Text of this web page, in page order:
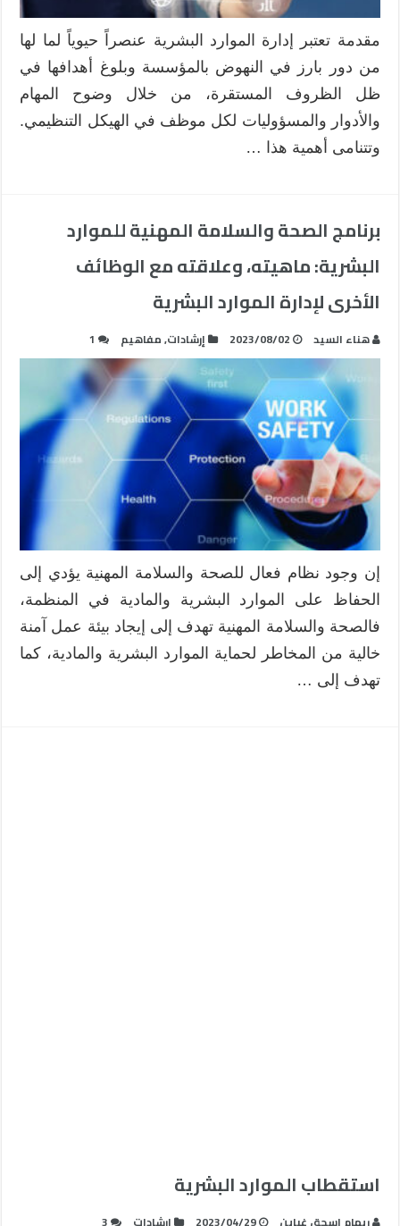
مقدمة تعتبر إدارة الموارد البشرية عنصراً حيوياً لما لها
من دور بارز في النهوض بالمؤسسة وبلوغ أهدافها في
ظل الظروف المستقرة، من خلال وضوح المهام
والأدوار والمسؤوليات لكل موظف في الهيكل التنظيمي.
وتتنامى أهمية هذا …
برنامج الصحة والسلامة المهنية للموارد
البشرية: ماهيته، وعلاقته مع الوظائف
الأخرى لإدارة الموارد البشرية
هناء السيد 2023/08/02 إرشادات,مفاهيم 1
إن وجود نظام فعال للصحة والسلامة المهنية يؤدي إلى
الحفاظ على الموارد البشرية والمادية في المنظمة،
فالصحة والسلامة المهنية تهدف إلى إيجاد بيئة عمل آمنة
خالية من المخاطر لحماية الموارد البشرية والمادية، كما
تهدف إلى …
استقطاب الموارد البشرية
ريهام اسحق غباين 2023/04/29 إرشادات 3